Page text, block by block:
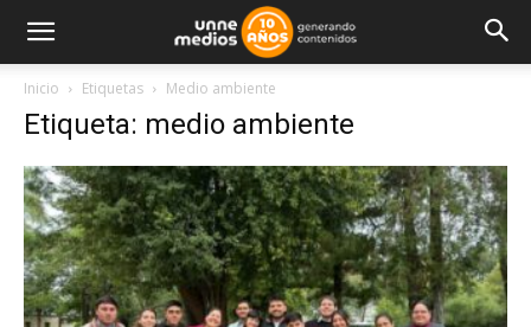
Inicio Etiquetas Medio ambiente
Etiqueta: medio ambiente